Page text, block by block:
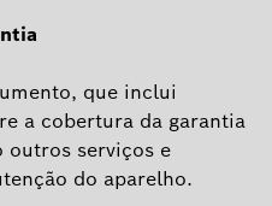
que inclui
a cobertura da garantia
outros serviços e
do aparelho.